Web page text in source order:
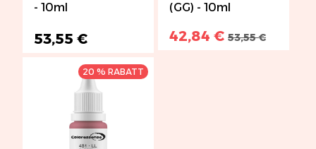
- 10ml
53,55 €
(GG) - 10ml
42,84 € 53,55 €
20 % RABATT